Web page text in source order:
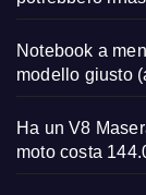
Notebook a
modello giusto
Ha un V8
moto costa